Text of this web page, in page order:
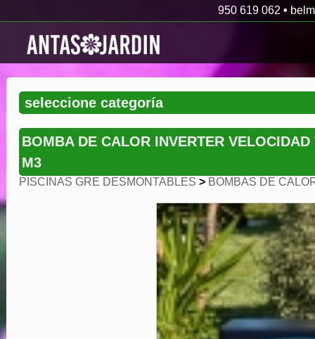
950 619 062 •
BOMBA DE CALOR INVERTER
M3
PISCINAS GRE DESMONTABLES > BOMBAS DE